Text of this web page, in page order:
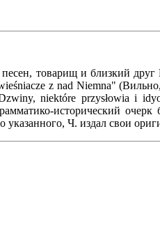
товарищ и близкий
z nad Niemna"
niektóre przysłowia i
исторический очерк
указанного, Ч. издал свои